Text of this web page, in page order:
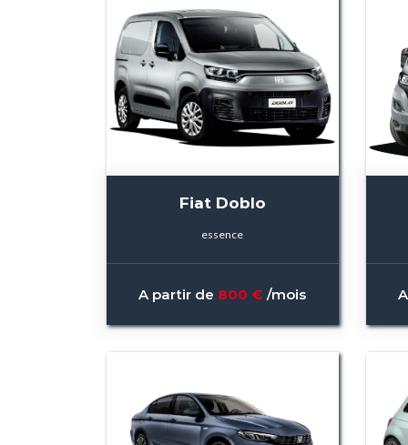
Fiat Doblo
essence
A partir de 800 € /mois